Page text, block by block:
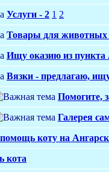
Услуги - 2 1 2
Товары для
Ищу оказию из пункта
Вязки - предлагаю,
Помогите,
Галерея
коту на
кота